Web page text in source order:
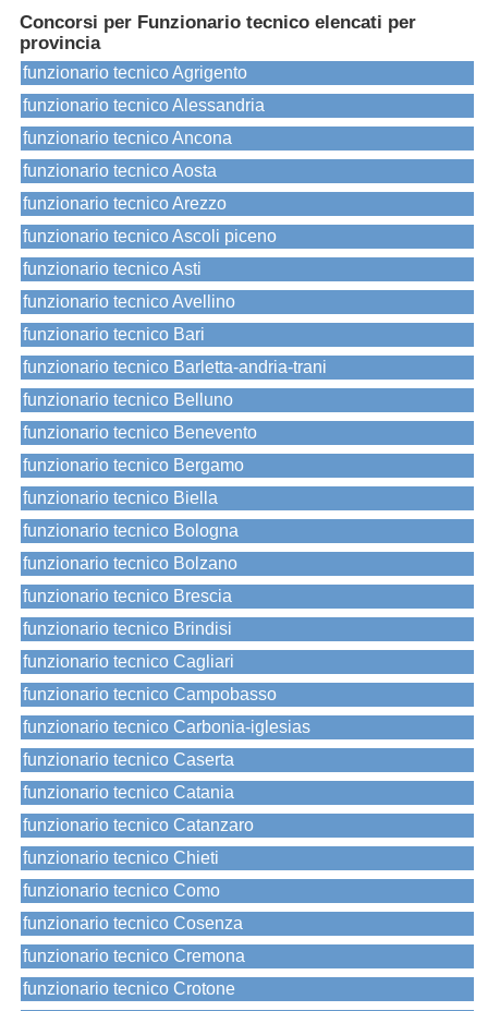
Concorsi per Funzionario tecnico elencati per
provincia
funzionario tecnico Agrigento
funzionario tecnico Alessandria
funzionario tecnico Ancona
funzionario tecnico Aosta
funzionario tecnico Arezzo
funzionario tecnico Ascoli piceno
funzionario tecnico Asti
funzionario tecnico Avellino
funzionario tecnico Bari
funzionario tecnico Barletta-andria-trani
funzionario tecnico Belluno
funzionario tecnico Benevento
funzionario tecnico Bergamo
funzionario tecnico Biella
funzionario tecnico Bologna
funzionario tecnico Bolzano
funzionario tecnico Brescia
funzionario tecnico Brindisi
funzionario tecnico Cagliari
funzionario tecnico Campobasso
funzionario tecnico Carbonia-iglesias
funzionario tecnico Caserta
funzionario tecnico Catania
funzionario tecnico Catanzaro
funzionario tecnico Chieti
funzionario tecnico Como
funzionario tecnico Cosenza
funzionario tecnico Cremona
funzionario tecnico Crotone